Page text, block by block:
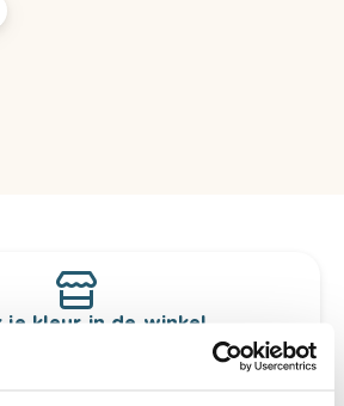
je kleur in de winkel
stalen van je